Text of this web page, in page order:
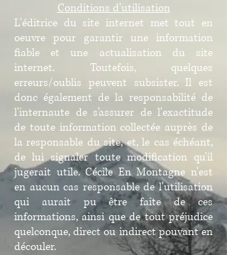
Conditions d'utilisation
L'éditrice du site internet met tout en
oeuvre pour garantir une information
fiable et une actualisation du site
internet. Toutefois, quelques
erreurs/oublis peuvent subsister. Il est
donc également de la responsabilité de
l'internaute de s'assurer de l'exactitude
de toute information collectée auprès de
la responsable du site, et, le cas échéant,
de lui signaler toute modification qu'il
jugerait utile. Cécile En Montagne n'est
en aucun cas responsable de l'utilisation
qui aurait pu être faite de ces
informations, ainsi que de tout préjudice
quelconque, direct ou indirect pouvant en
découler.